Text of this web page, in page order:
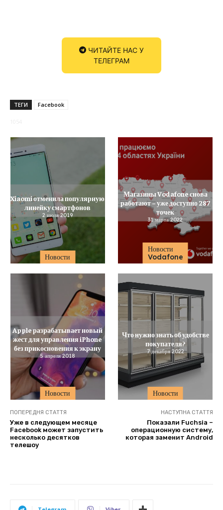
ЧИТАЙТЕ НАС У
ТЕЛЕГРАМ
ТЕГИ Facebook
Новости
Xiaomi отменила популярную
линейку смартфонов
2 июля 2019
Новости
Vodafone
Магазины Vodafone снова
работают – уже доступно 287
точек
31 марта 2022
Новости
Apple разрабатывает новый
жест для управления iPhone
без прикосновения к экрану
5 апреля 2018
Новости
Что нужно знать об удобстве
покупателя?
7 декабря 2022
ПОПЕРЕДНЯ СТАТТЯ
Уже в следующем месяце
Facebook может запустить
несколько десятков
телешоу
НАСТУПНА СТАТТЯ
Показали Fuchsia –
операционную систему,
которая заменит Android